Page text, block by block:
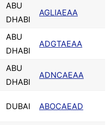
ABU
DHABI
AGLIAEAA
ABU
DHABI
ADGTAEAA
ABU
DHABI
ADNCAEAA
DUBAI ABOCAEAD